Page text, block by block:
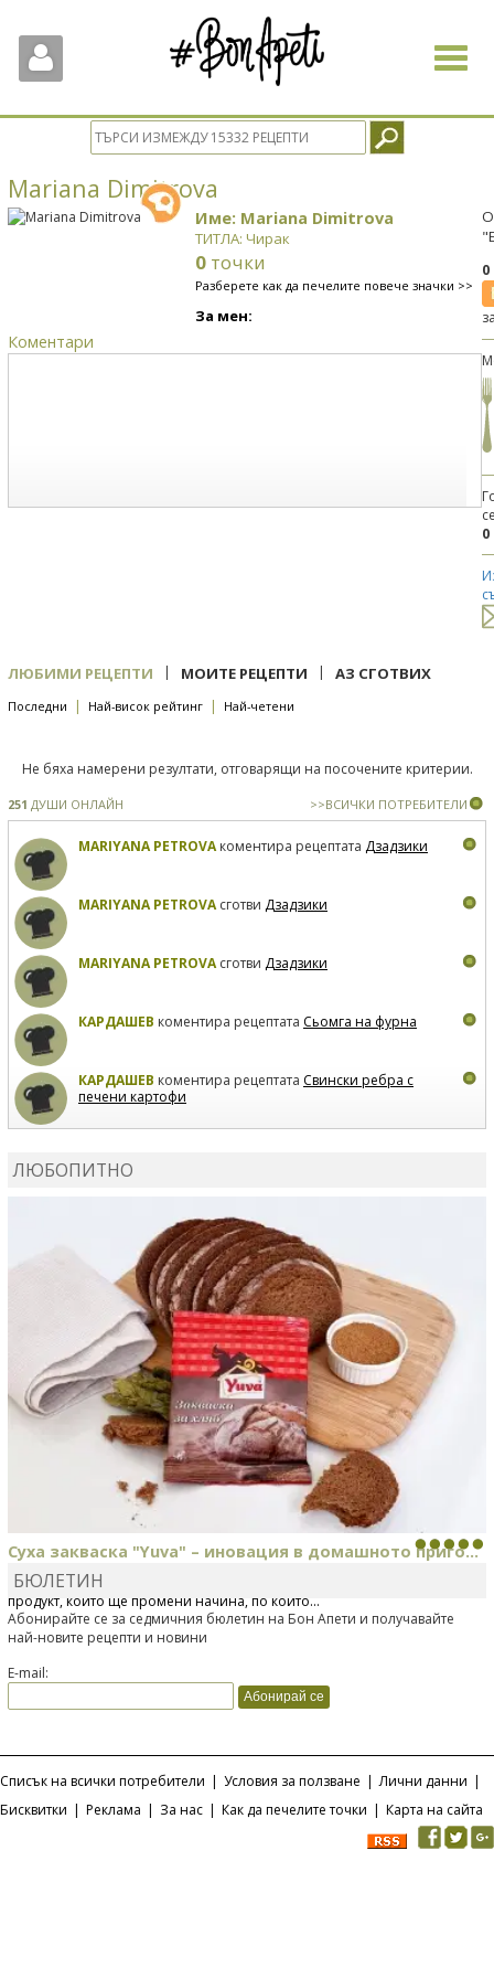
Toggle
Mariana Dimitrova
Име: Mariana Dimitrova
ТИТЛА: Чирак
0 точки
Разберете как да печелите повече значки >>
За мен:
Коментари
0
ЛЮБИМИ РЕЦЕПТИ | МОИТЕ РЕЦЕПТИ | АЗ СГОТВИХ
Последни | Най-висок рейтинг | Най-четени
Не бяха намерени резултати, отговарящи на посочените критерии.
251 ДУШИ ОНЛАЙН >>ВСИЧКИ ПОТРЕБИТЕЛИ
MARIYANA PETROVAкоментира рецептата Дзадзики
MARIYANA PETROVAсготви Дзадзики
MARIYANA PETROVAсготви Дзадзики
КАРДАШЕВ коментира рецептата Сьомга на фурна
КАРДАШЕВ коментира рецептата Свински ребра с
печени картофи
ЛЮБОПИТНО
Суха закваска "Yuva" – иновация в домашното приго...
Отскоро Лесафр България стартира предлагането на изцяло нов
продукт, който ще промени начина, по който...
БЮЛЕТИН
Абонирайте се за седмичния бюлетин на Бон Апети и получавайте
най-новите рецепти и новини
E-mail:
Списък на всички потребители | Условия за ползване | Лични данни |
Бисквитки | Реклама | За нас | Как да печелите точки | Карта на сайта